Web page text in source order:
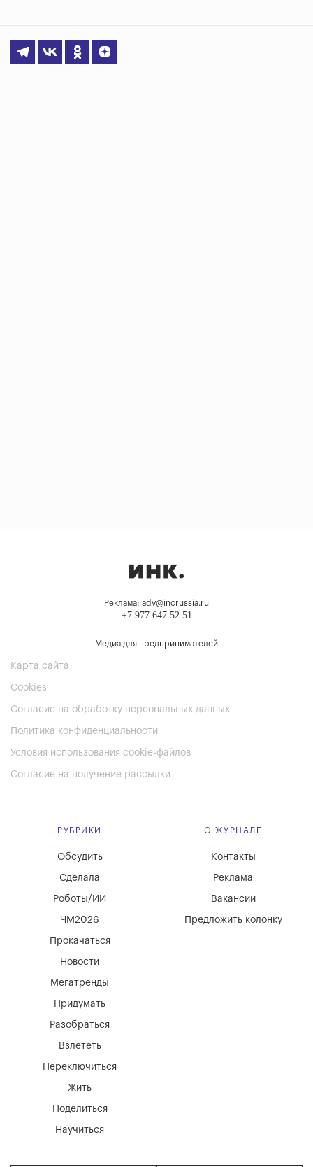
Реклама: adv@incrussia.ru
+7 977 647 52 51
Медиа для предпринимателей
Карта сайта
Cookies
Согласие на обработку персональных данных
Политика конфиденциальности
Условия использования cookie-файлов
Согласие на получение рассылки
РУБРИКИ
Мегатренды
Придумать
Разобраться
Взлететь
Новости
Переключиться
Жить
Поделиться
Научиться
Обсудить
Сделала
Роботы/ИИ
ЧМ2026
Прокачаться
О ЖУРНАЛЕ
Вакансии
Реклама
Контакты
Предложить колонку